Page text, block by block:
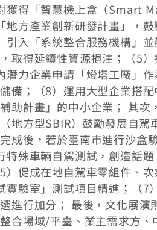
獲得「智慧機上盒（Smart
方產業創新研發計畫」，
入「系統整合服務機構」並
取得延續性資源挹注；（5
力企業申請「燈塔工廠」
備；（8）運用大型企業搭
助計畫」的中小企業； 其次
地方型SBIR）鼓勵發展自
成後，若於臺南市進行沙盒
特殊車輛自駕測試，創造話
促成在地自駕車零組件、
驗室」測試項目精進；（7
進行加分； 最後，文化展
合場域/平臺、業主需求方